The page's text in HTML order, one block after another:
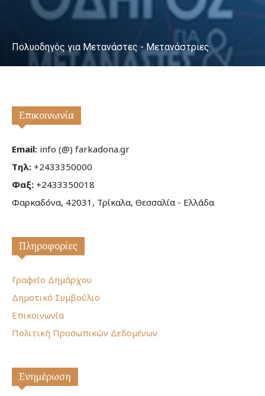
Πολυοδηγός για Μετανάστες - Μετανάστριες
Επικοινωνία
Email: info (@) farkadona.gr
Τηλ: +2433350000
Φαξ: +2433350018
Φαρκαδόνα, 42031, Τρίκαλα, Θεσσαλία - Ελλάδα
Πληροφορίες
Γραφείο Δημάρχου
Δημοτικό Συμβούλιο
Επικοινωνία
Πολιτική Προσωπικών Δεδομένων
Ενημέρωση